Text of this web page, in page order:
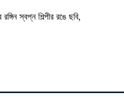
স্বপ্ন শিল্পীর রঙে ছবি,